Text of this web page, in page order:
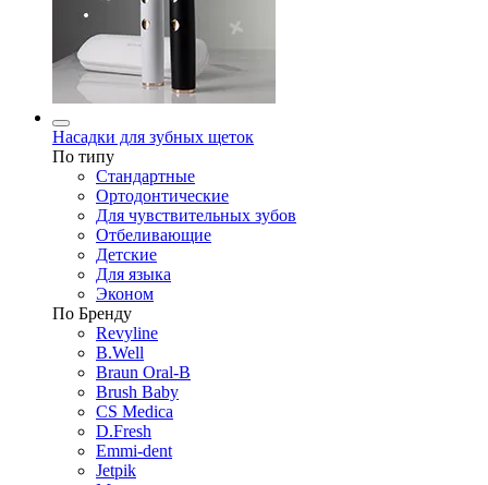
Насадки для зубных щеток
По типу
Стандартные
Ортодонтические
Для чувствительных зубов
Отбеливающие
Детские
Для языка
Эконом
По Бренду
Revyline
B.Well
Braun Oral-B
Brush Baby
CS Medica
D.Fresh
Emmi-dent
Jetpik